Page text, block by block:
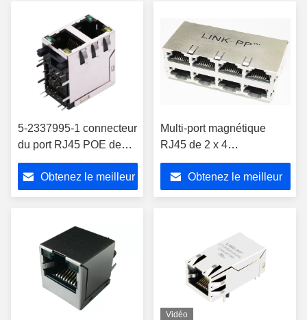
5-2337995-1 connecteur
du port RJ45 POE de
LPJ17444AHNL 2X1
Obtenez le meilleur
Multi-port magnétique
RJ45 de 2 x 4
ports/connecteur RM4-
104ADV1F en métal de
POE
Obtenez le meilleur
Vidéo